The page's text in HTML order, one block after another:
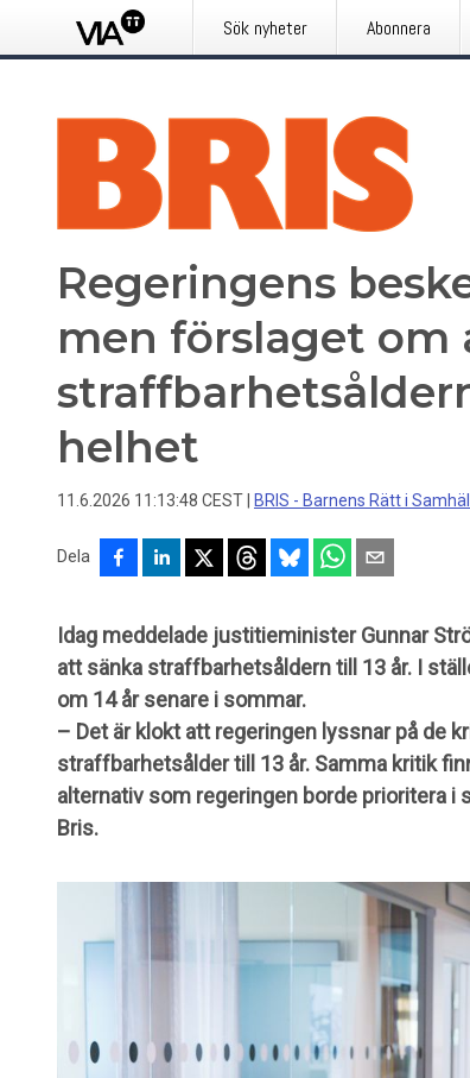
Sök nyheter Abonnera
Regeringens
men förslaget om
helhet
11.6.2026 11:13:48 CEST BRIS - Barnens Rätt i
Dela
Idag meddelade justitieminister Gunnar
att sänka straffbarhetsåldern till 13 år. I
om 14 år senare i sommar.
– Det är klokt att regeringen lyssnar på de
straffbarhetsålder till 13 år. Samma kritik
alternativ som regeringen borde prioritera i
Bris.